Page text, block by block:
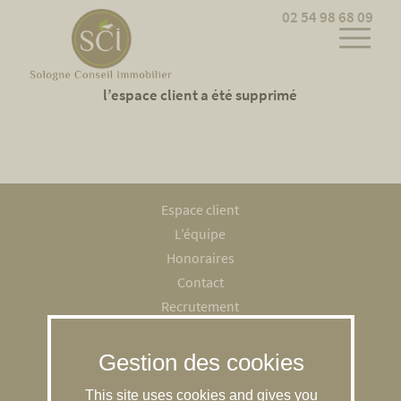
02 54 98 68 09
Votre abonnement aux nouveaux messages sur
l’espace client a été supprimé
Espace client
L’équipe
Honoraires
Contact
Recrutement
RGPD
Cookies management panel
This site uses cookies and gives you